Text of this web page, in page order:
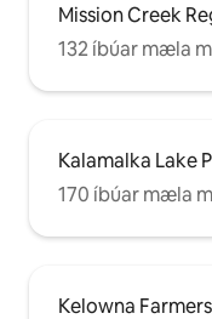
Mission Creek
132 íbúar mæla
Kalamalka Lake
170 íbúar mæla
Kelowna